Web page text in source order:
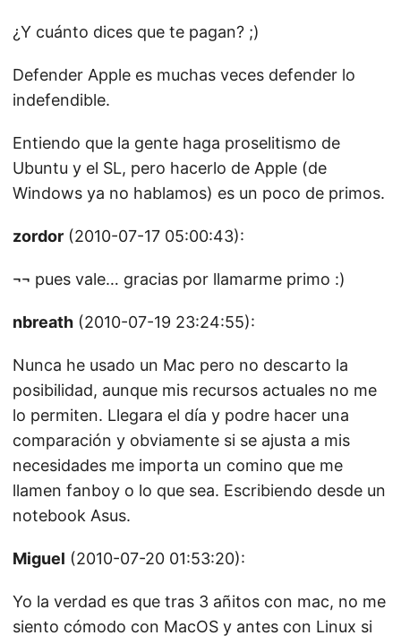
¿Y cuánto dices que te pagan? ;)
Defender Apple es muchas veces defender lo
indefendible.
Entiendo que la gente haga proselitismo de
Ubuntu y el SL, pero hacerlo de Apple (de
Windows ya no hablamos) es un poco de primos.
zordor (2010-07-17 05:00:43):
¬¬ pues vale… gracias por llamarme primo :)
nbreath (2010-07-19 23:24:55):
Nunca he usado un Mac pero no descarto la
posibilidad, aunque mis recursos actuales no me
lo permiten. Llegara el día y podre hacer una
comparación y obviamente si se ajusta a mis
necesidades me importa un comino que me
llamen fanboy o lo que sea. Escribiendo desde un
notebook Asus.
Miguel (2010-07-20 01:53:20):
Yo la verdad es que tras 3 añitos con mac, no me
siento cómodo con MacOS y antes con Linux si